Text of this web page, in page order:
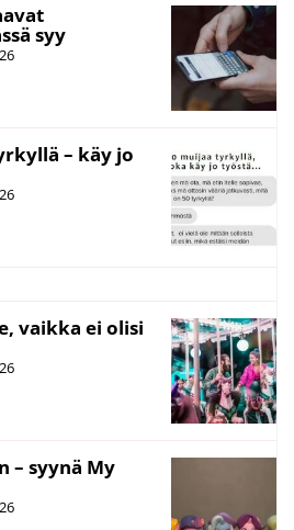
syy
– käy jo
vaikka ei olisi
– syynä My